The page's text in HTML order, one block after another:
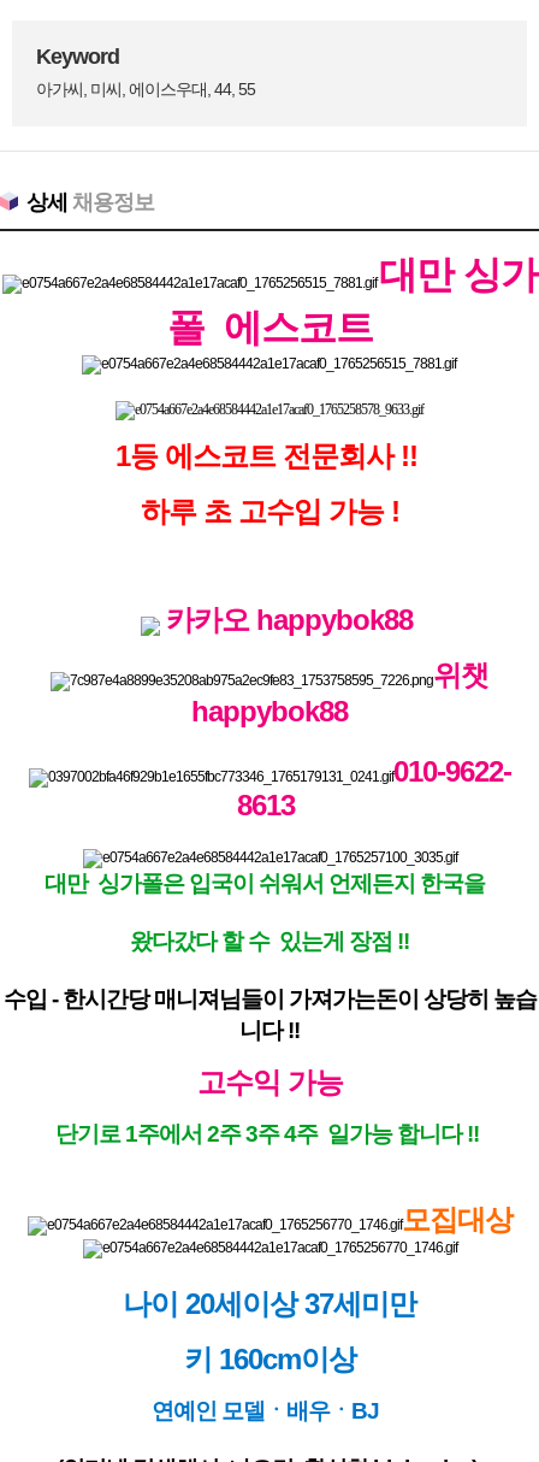
Keyword
아가씨, 미씨, 에이스우대, 44, 55
상세 채용정보
대만 싱가
폴 에스코트
1등 에스코트 전문회사 !!
하루 초 고수입 가능 !
카카오 happybok88
위챗
happybok88
010-9622-
8613
대만 싱가폴은 입국이 쉬워서 언제든지 한국을
왔다갔다 할 수 있는게 장점 !!
수입 - 한시간당 매니져님들이 가져가는돈이 상당히 높습
니다 !!
고수익 가능
단기로 1주에서 2주 3주 4주 일가능 합니다 !!
모집대상
나이 20세이상 37세미만
키 160cm이상
연예인 모델ㆍ배우ㆍBJ